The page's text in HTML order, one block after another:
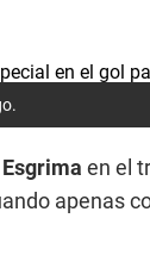
en el
apenas